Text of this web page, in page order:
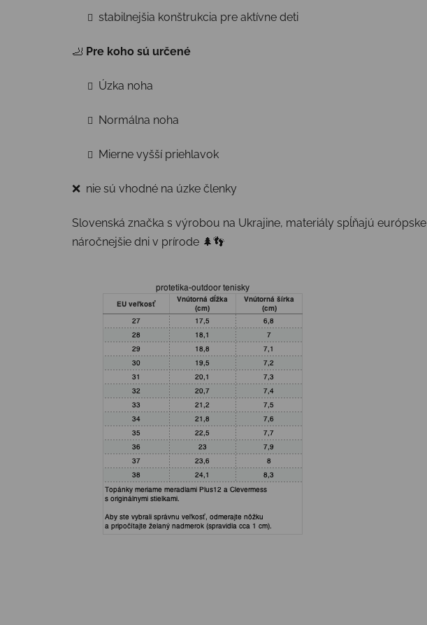
stabilnejšia konštrukcia pre aktívne deti
🦶 Pre koho sú určené
Úzka noha
Normálna noha
Mierne vyšší priehlavok
❌ nie sú vhodné na úzke členky
Slovenská značka s výrobou na Ukrajine, materiály spĺňajú
náročnejšie dni v prírode 🌲👣